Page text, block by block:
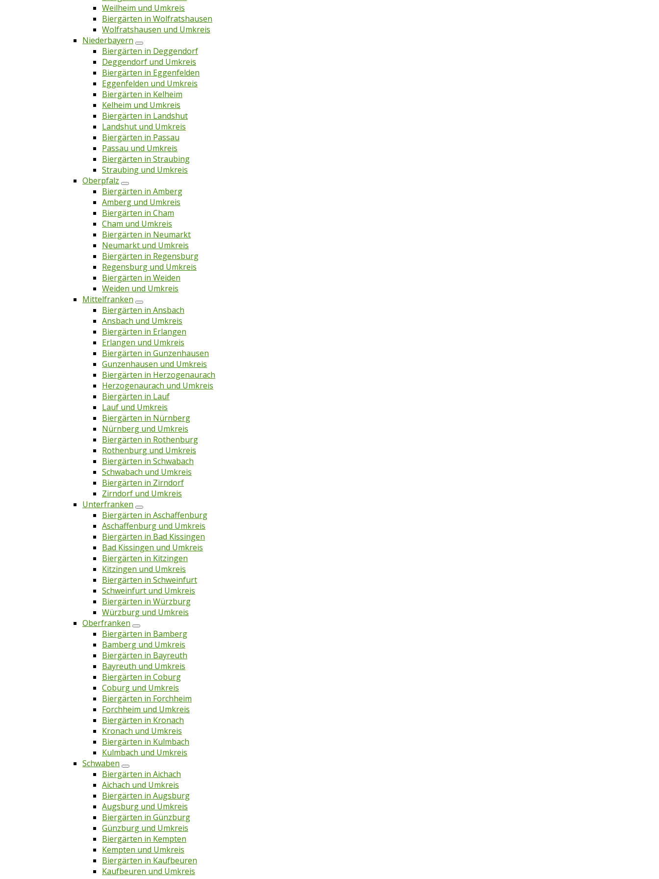
Weilheim und Umkreis
Biergärten in Wolfratshausen
Wolfratshausen und Umkreis
Niederbayern
Biergärten in Deggendorf
Deggendorf und Umkreis
Biergärten in Eggenfelden
Eggenfelden und Umkreis
Biergärten in Kelheim
Kelheim und Umkreis
Biergärten in Landshut
Landshut und Umkreis
Biergärten in Passau
Passau und Umkreis
Biergärten in Straubing
Straubing und Umkreis
Oberpfalz
Biergärten in Amberg
Amberg und Umkreis
Biergärten in Cham
Cham und Umkreis
Biergärten in Neumarkt
Neumarkt und Umkreis
Biergärten in Regensburg
Regensburg und Umkreis
Biergärten in Weiden
Weiden und Umkreis
Mittelfranken
Biergärten in Ansbach
Ansbach und Umkreis
Biergärten in Erlangen
Erlangen und Umkreis
Biergärten in Gunzenhausen
Gunzenhausen und Umkreis
Biergärten in Herzogenaurach
Herzogenaurach und Umkreis
Biergärten in Lauf
Lauf und Umkreis
Biergärten in Nürnberg
Nürnberg und Umkreis
Biergärten in Rothenburg
Rothenburg und Umkreis
Biergärten in Schwabach
Schwabach und Umkreis
Biergärten in Zirndorf
Zirndorf und Umkreis
Unterfranken
Biergärten in Aschaffenburg
Aschaffenburg und Umkreis
Biergärten in Bad Kissingen
Bad Kissingen und Umkreis
Biergärten in Kitzingen
Kitzingen und Umkreis
Biergärten in Schweinfurt
Schweinfurt und Umkreis
Biergärten in Würzburg
Würzburg und Umkreis
Oberfranken
Biergärten in Bamberg
Bamberg und Umkreis
Biergärten in Bayreuth
Bayreuth und Umkreis
Biergärten in Coburg
Coburg und Umkreis
Biergärten in Forchheim
Forchheim und Umkreis
Biergärten in Kronach
Kronach und Umkreis
Biergärten in Kulmbach
Kulmbach und Umkreis
Schwaben
Biergärten in Aichach
Aichach und Umkreis
Biergärten in Augsburg
Augsburg und Umkreis
Biergärten in Günzburg
Günzburg und Umkreis
Biergärten in Kempten
Kempten und Umkreis
Biergärten in Kaufbeuren
Kaufbeuren und Umkreis